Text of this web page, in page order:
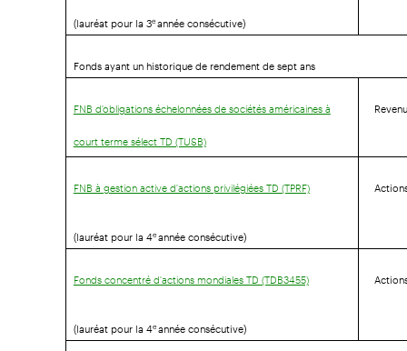
(lauréat pour la 3eannée consécutive)
Fonds ayant un historique de rendement de sept ans
FNB d'obligations échelonnées de sociétés américaines à
court terme sélect TD (TUSB)
FNB à gestion active d'actions privilégiées TD (TPRF)
(lauréat pour la 4eannée consécutive)
Fonds concentré d'actions mondiales TD (TDB3455)
(lauréat pour la 4eannée consécutive)